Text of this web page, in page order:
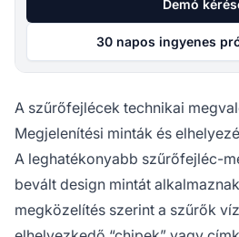
Demó
30 napos ingyenes
A szűrőfejlécek technikai
Megjelenítési minták és
A leghatékonyabb szűrőfejléc-
bevált design mintát
megközelítés szerint a szűrők